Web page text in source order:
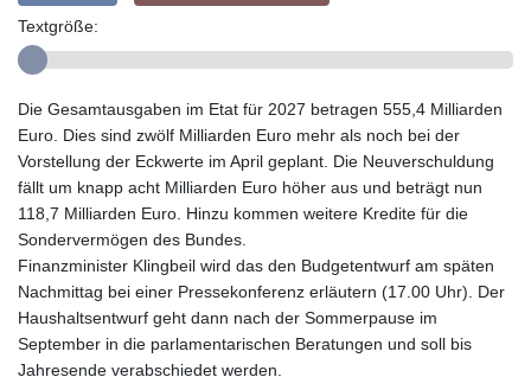
Textgröße:
Die Gesamtausgaben im Etat für 2027 betragen 555,4 Milliarden
Euro. Dies sind zwölf Milliarden Euro mehr als noch bei der
Vorstellung der Eckwerte im April geplant. Die Neuverschuldung
fällt um knapp acht Milliarden Euro höher aus und beträgt nun
118,7 Milliarden Euro. Hinzu kommen weitere Kredite für die
Sondervermögen des Bundes.
Finanzminister Klingbeil wird das den Budgetentwurf am späten
Nachmittag bei einer Pressekonferenz erläutern (17.00 Uhr). Der
Haushaltsentwurf geht dann nach der Sommerpause im
September in die parlamentarischen Beratungen und soll bis
Jahresende verabschiedet werden.